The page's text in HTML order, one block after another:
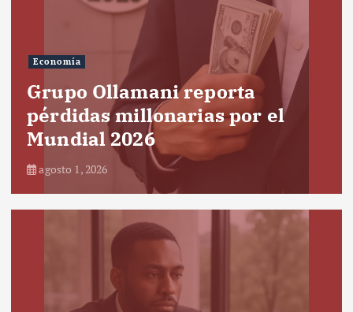
Economía
Grupo Ollamani reporta
pérdidas millonarias por el
Mundial 2026
agosto 1, 2026